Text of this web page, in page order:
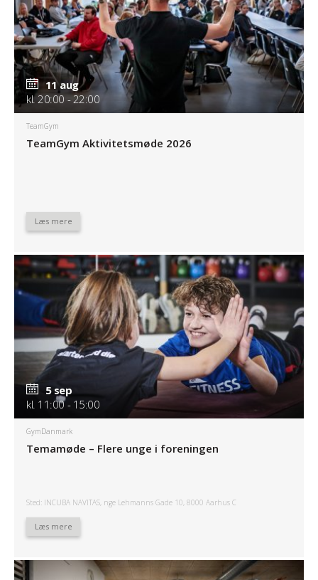
11 aug
kl. 20:00 - 22:00
TeamGym
TeamGym Aktivitetsmøde 2026
Læs mere
5 sep
kl. 11:00 - 15:00
GymDanmark
Temamøde – Flere unge i foreningen
Sted: INCUBA NAVITAS, nge Lehmanns Gade 10, 8000 Aarhus C
Læs mere